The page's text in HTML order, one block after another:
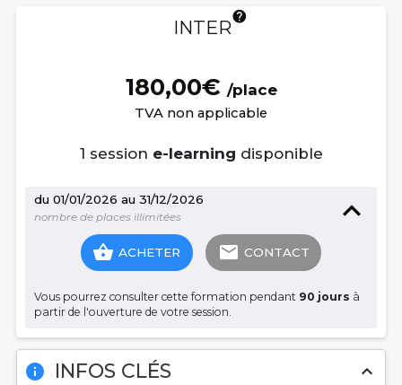
info INFOS CLÉS expand_less
INTERhelp
180,00€ /place
TVA non applicable
1 session e-learning disponible
du 01/01/2026 au 31/12/2026
nombre de places illimitées
shopping_basket ACHETER email CONTACT
Vous pourrez consulter cette formation pendant 90 jours à
partir de l'ouverture de votre session.